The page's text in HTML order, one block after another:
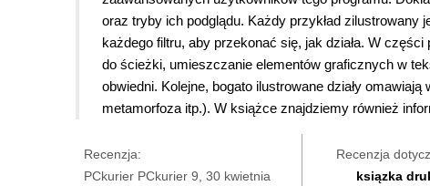
oraz tryby ich podglądu. Każdy przykład
każdego filtru, aby przekonać się, jak działa. W
do ścieżki, umieszczanie elementów graficznych w
obwiedni. Kolejne, bogato ilustrowane działy
metamorfoza itp.). W książce znajdziemy również
Recenzja:
PCkurier PCkurier 9, 30 kwietnia
Recenzja
ksiązka